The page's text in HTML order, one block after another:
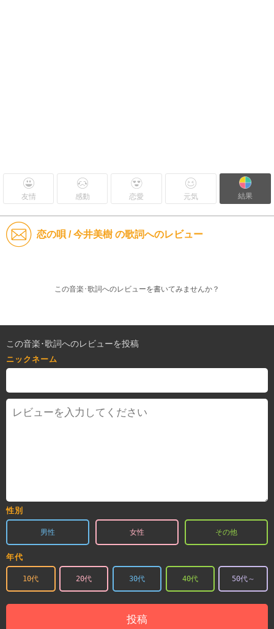
友情 感動 恋愛 元気 結果
恋の唄 / 今井美樹 の歌詞へのレビュー
この音楽･歌詞へのレビューを書いてみませんか？
この音楽･歌詞へのレビューを投稿
ニックネーム
性別
男性 女性 その他
年代
10代 20代 30代 40代 50代～
投稿